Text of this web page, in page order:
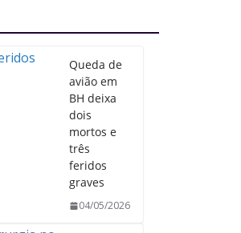
Queda de
avião em
BH deixa
dois
mortos e
três
feridos
graves
04/05/2026